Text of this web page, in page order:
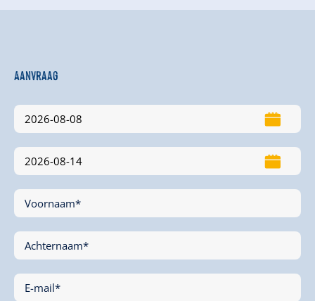
Aanvraag
Voornaam*
Achternaam*
E-mail*